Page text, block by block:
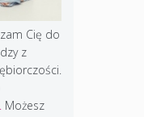
Cię do
z
Możesz